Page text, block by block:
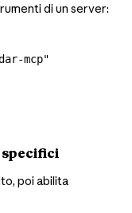
di un server:
mcp"
specifici
poi abilita